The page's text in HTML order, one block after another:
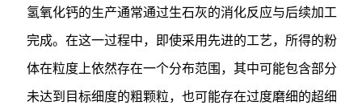
氢氧化钙的生产通常通过生石灰的消化反应与后续加工
完成。在这一过程中，即使采用先进的工艺，所得的粉
体在粒度上依然存在一个分布范围，其中可能包含部分
未达到目标细度的粗颗粒，也可能存在过度磨细的超细